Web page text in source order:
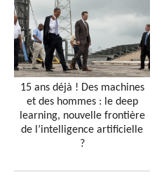
15 ans déjà ! Des machines
et des hommes : le deep
learning, nouvelle frontière
de l’intelligence artificielle
?